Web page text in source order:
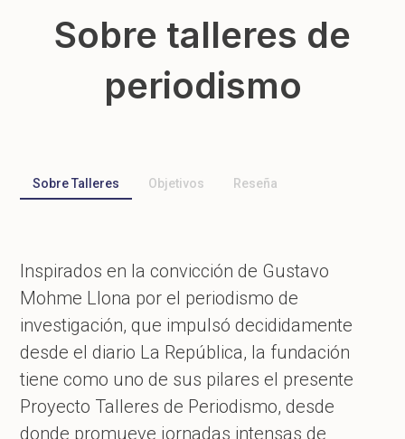
Sobre talleres de
periodismo
Sobre Talleres Objetivos Reseña
Inspirados en la convicción de Gustavo
Mohme Llona por el periodismo de
investigación, que impulsó decididamente
desde el diario La República, la fundación
tiene como uno de sus pilares el presente
Proyecto Talleres de Periodismo, desde
donde promueve jornadas intensas de